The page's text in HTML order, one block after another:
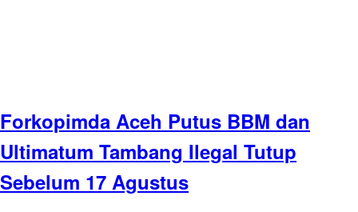
Forkopimda Aceh Putus BBM dan
Ultimatum Tambang Ilegal Tutup
Sebelum 17 Agustus